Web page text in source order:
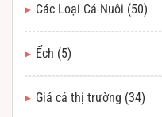
Các Loại Cá Nuôi (50)
Ếch (5)
Giá cả thị trường (34)